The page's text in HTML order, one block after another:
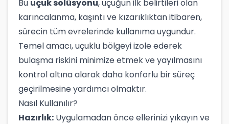
Bu uçuk solüsyonu, uçuğun ilk belirtileri olan
karıncalanma, kaşıntı ve kızarıklıktan itibaren,
sürecin tüm evrelerinde kullanıma uygundur.
Temel amacı, uçuklu bölgeyi izole ederek
bulaşma riskini minimize etmek ve yayılmasını
kontrol altına alarak daha konforlu bir süreç
geçirilmesine yardımcı olmaktır.
Nasıl Kullanılır?
Hazırlık: Uygulamadan önce ellerinizi yıkayın ve